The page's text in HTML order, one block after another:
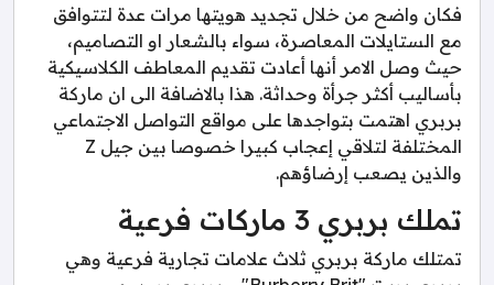
فكان واضح من خلال تجديد هويتها مرات عدة لتتوافق
مع الستايلات المعاصرة، سواء بالشعار او التصاميم،
حيث وصل الامر أنها أعادت تقديم المعاطف الكلاسيكية
بأساليب أكثر جرأة وحداثة. هذا بالاضافة الى ان ماركة
بربري اهتمت بتواجدها على مواقع التواصل الاجتماعي
المختلفة لتلاقي إعجاب كبيرا خصوصا بين جيل Z
والذين يصعب إرضاؤهم.
تملك بربري 3 ماركات فرعية
تمتلك ماركة بربري ثلاث علامات تجارية فرعية وهي